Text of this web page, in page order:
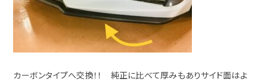
カーボンタイプへ交換！！ 純正に比べて厚みもありサイド面はよ